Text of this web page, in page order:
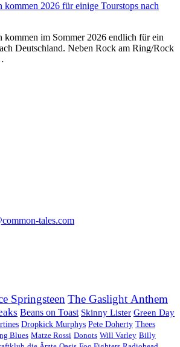
kommen 2026 für einige Tourstops nach
kommen im Sommer 2026 endlich für ein
Deutschland. Neben Rock am Ring/Rock
tales.com
SpringsteenThe Gaslight Anthem
Beans on Toast Skinny Lister Green Day
Dropkick Murphys Pete Doherty Thees
Blues Matze Rossi Donots Will Varley Billy